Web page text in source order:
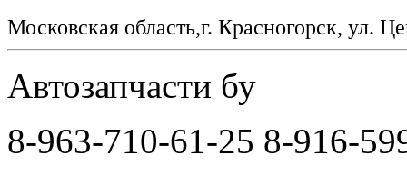
Московская область,г. Красногорск, ул.
Автозапчасти бу
8-963-710-61-25 8-916-